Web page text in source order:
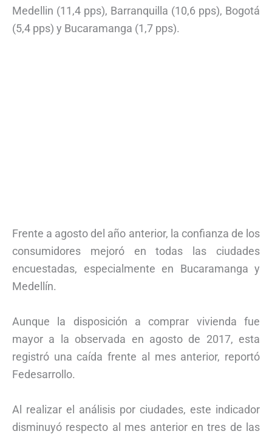
Medellin (11,4 pps), Barranquilla (10,6 pps), Bogotá
(5,4 pps) y Bucaramanga (1,7 pps).
Frente a agosto del año anterior, la confianza de los
consumidores mejoró en todas las ciudades
encuestadas, especialmente en Bucaramanga y
Medellín.
Aunque la disposición a comprar vivienda fue
mayor a la observada en agosto de 2017, esta
registró una caída frente al mes anterior, reportó
Fedesarrollo.
Al realizar el análisis por ciudades, este indicador
disminuyó respecto al mes anterior en tres de las